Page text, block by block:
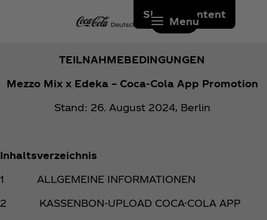
Skip to content
Menu
TEILNAHMEBEDINGUNGEN
Mezzo Mix x Edeka – Coca‑Cola App Promotion
Stand: 26. August 2024, Berlin
Inhaltsverzeichnis
1 ALLGEMEINE INFORMATIONEN
2 KASSENBON-UPLOAD COCA-COLA APP